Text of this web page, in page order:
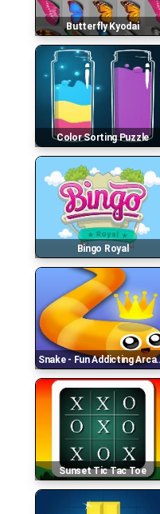
Butterfly Kyodai
Color Sorting Puzzle
Bingo Royal
Snake - Fun Addicting Arcade Battle Games
Sunset Tic Tac Toe